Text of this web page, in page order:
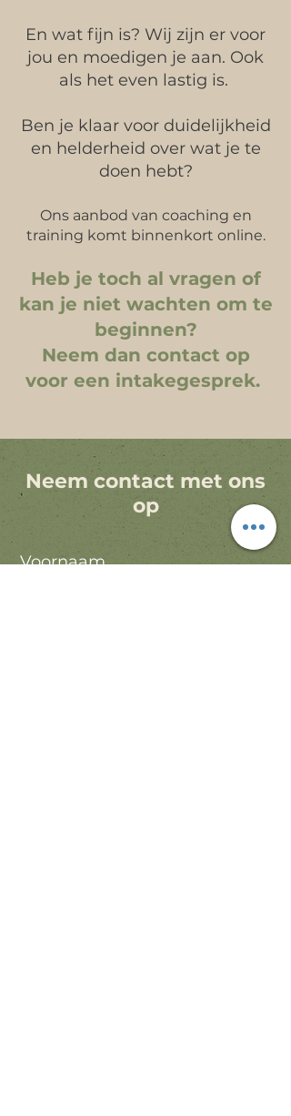
En wat fijn is? Wij zijn er voor
jou en moedigen je aan. Ook
als het even lastig is.
Ben je klaar voor duidelijkheid
en helderheid over wat je te
doen hebt?
Ons aanbod van coaching en
training komt binnenkort online.
Heb je toch al vragen of
kan je niet wachten om te
beginnen?
Neem dan contact op
voor een intakegesprek.
Neem contact met ons
op
Voornaam